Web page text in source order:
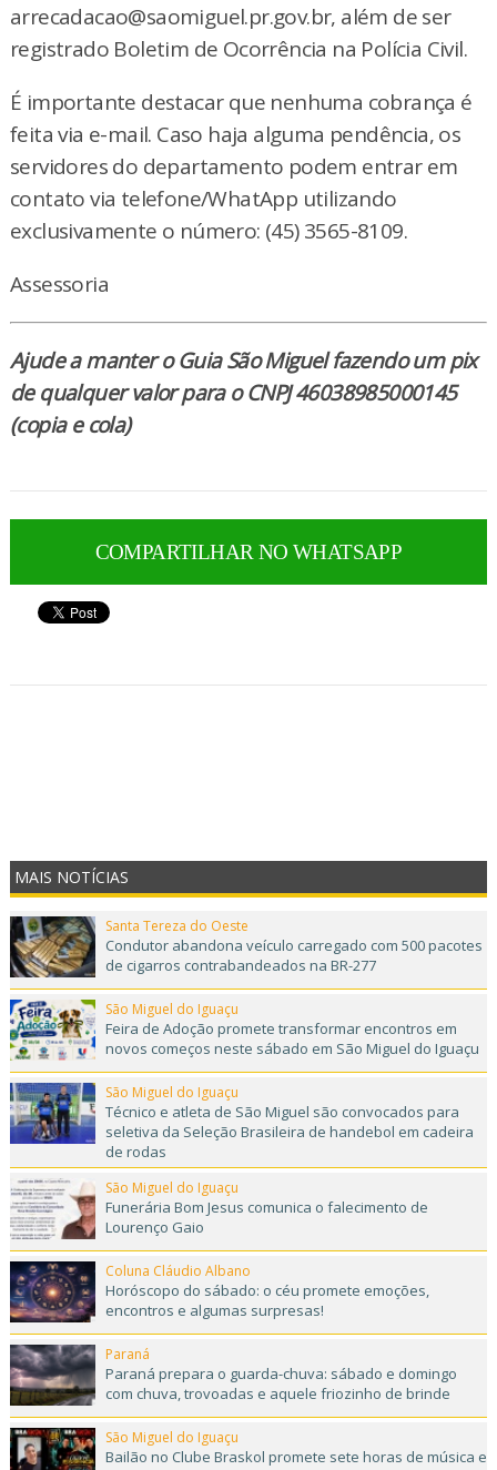
arrecadacao@saomiguel.pr.gov.br, além de ser
registrado Boletim de Ocorrência na Polícia Civil.
É importante destacar que nenhuma cobrança é
feita via e-mail. Caso haja alguma pendência, os
servidores do departamento podem entrar em
contato via telefone/WhatApp utilizando
exclusivamente o número: (45) 3565-8109.
Assessoria
Ajude a manter o Guia São Miguel fazendo um pix
de qualquer valor para o CNPJ 46038985000145
(copia e cola)
COMPARTILHAR NO WHATSAPP
MAIS NOTÍCIAS
Santa Tereza do Oeste
Condutor abandona veículo carregado com 500 pacotes
de cigarros contrabandeados na BR-277
São Miguel do Iguaçu
Feira de Adoção promete transformar encontros em
novos começos neste sábado em São Miguel do Iguaçu
São Miguel do Iguaçu
Técnico e atleta de São Miguel são convocados para
seletiva da Seleção Brasileira de handebol em cadeira
de rodas
São Miguel do Iguaçu
Funerária Bom Jesus comunica o falecimento de
Lourenço Gaio
Coluna Cláudio Albano
Horóscopo do sábado: o céu promete emoções,
encontros e algumas surpresas!
Paraná
Paraná prepara o guarda-chuva: sábado e domingo
com chuva, trovoadas e aquele friozinho de brinde
São Miguel do Iguaçu
Bailão no Clube Braskol promete sete horas de música e